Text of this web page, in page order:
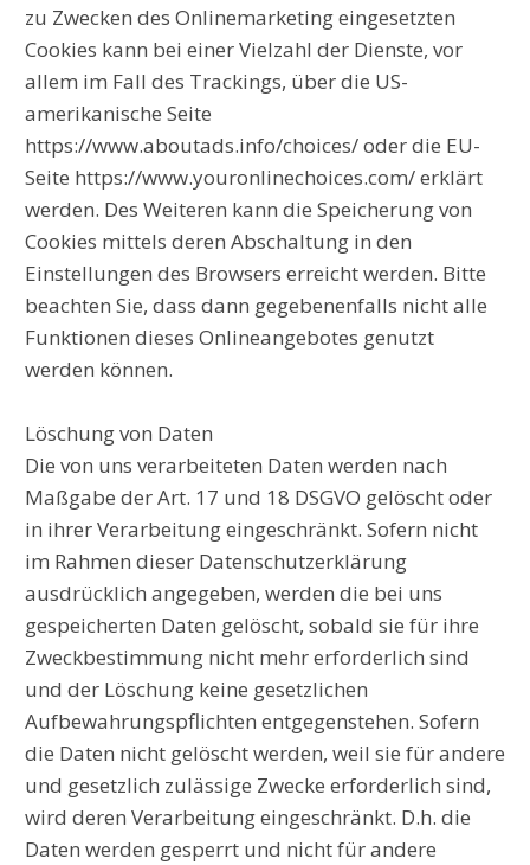
zu Zwecken des Onlinemarketing eingesetzten
Cookies kann bei einer Vielzahl der Dienste, vor
allem im Fall des Trackings, über die US-
amerikanische Seite
https://www.aboutads.info/choices/ oder die EU-
Seite https://www.youronlinechoices.com/ erklärt
werden. Des Weiteren kann die Speicherung von
Cookies mittels deren Abschaltung in den
Einstellungen des Browsers erreicht werden. Bitte
beachten Sie, dass dann gegebenenfalls nicht alle
Funktionen dieses Onlineangebotes genutzt
werden können.
Löschung von Daten
Die von uns verarbeiteten Daten werden nach
Maßgabe der Art. 17 und 18 DSGVO gelöscht oder
in ihrer Verarbeitung eingeschränkt. Sofern nicht
im Rahmen dieser Datenschutzerklärung
ausdrücklich angegeben, werden die bei uns
gespeicherten Daten gelöscht, sobald sie für ihre
Zweckbestimmung nicht mehr erforderlich sind
und der Löschung keine gesetzlichen
Aufbewahrungspflichten entgegenstehen. Sofern
die Daten nicht gelöscht werden, weil sie für andere
und gesetzlich zulässige Zwecke erforderlich sind,
wird deren Verarbeitung eingeschränkt. D.h. die
Daten werden gesperrt und nicht für andere